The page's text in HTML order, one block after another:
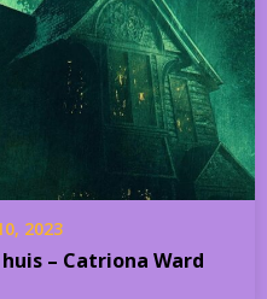
2023
– Catriona Ward